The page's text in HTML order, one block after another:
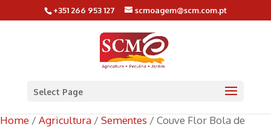
+351 266 953 127 scmoagem@scm.com.pt
Select Page
Home / Agricultura / Sementes / Couve Flor Bola de